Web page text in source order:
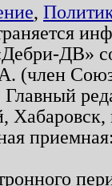
,
ДВ»
(член
Главный